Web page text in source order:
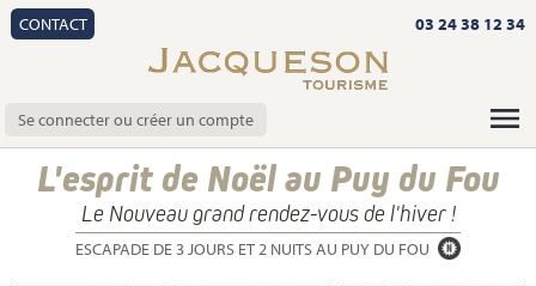
CONTACT 03 24 38 12 34
Se connecter ou créer un compte
L'esprit de Noël au Puy du Fou
Le Nouveau grand rendez-vous de l'hiver !
ESCAPADE DE 3 JOURS ET 2 NUITS AU PUY DU FOU